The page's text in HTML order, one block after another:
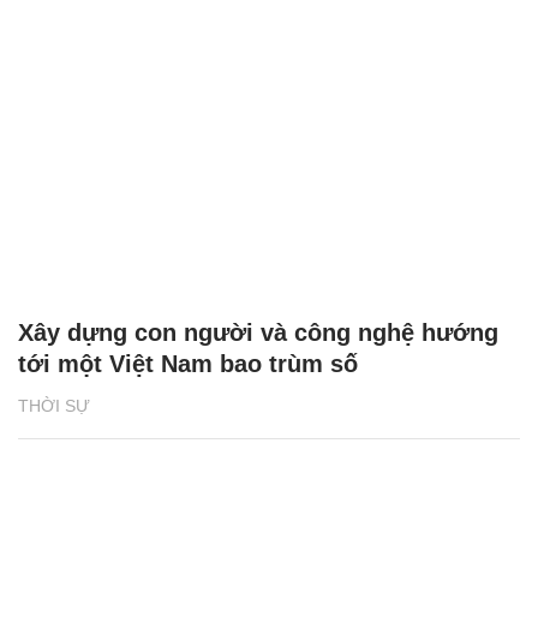
THỜI SỰ
Xây dựng con người và công nghệ hướng
tới một Việt Nam bao trùm số